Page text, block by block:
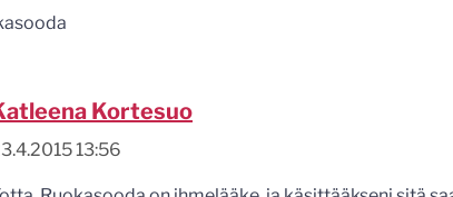
Kortesuo
13:56